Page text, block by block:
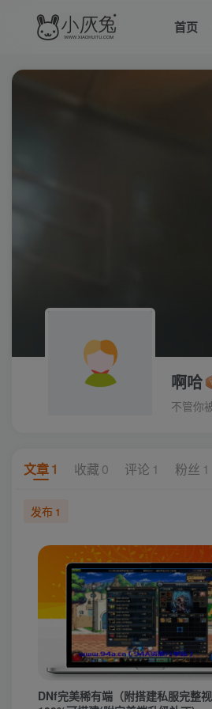
首页
啊哈
不管你
文章1 收藏 0 评论 1 粉丝 1
发布 1
DNf完美稀有端（附搭建私服完整视